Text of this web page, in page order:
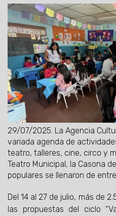
29/07/2025. La Agencia
variada agenda de
teatro, talleres, cine, circo y
Teatro Municipal, la Casona
populares se llenaron de
Del 14 al 27 de julio, más de
las propuestas del ciclo